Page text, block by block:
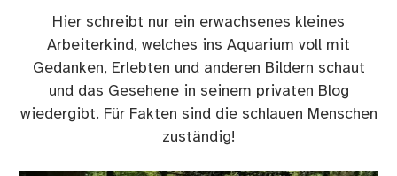
Hier schreibt nur ein erwachsenes kleines
Arbeiterkind, welches ins Aquarium voll mit
Gedanken, Erlebten und anderen Bildern schaut
und das Gesehene in seinem privaten Blog
wiedergibt. Für Fakten sind die schlauen Menschen
zuständig!